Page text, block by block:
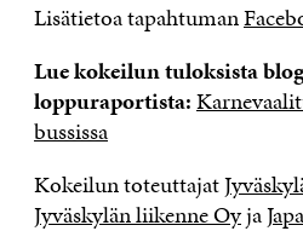
Lisätietoa tapahtuman
Lue kokeilun tuloksista
loppuraportista:
bussissa
Kokeilun toteuttajat
Jyväskylän liikenne Oyja